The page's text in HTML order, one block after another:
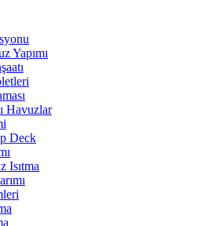
Yapımı
Havuzlar
Deck
Isıtma